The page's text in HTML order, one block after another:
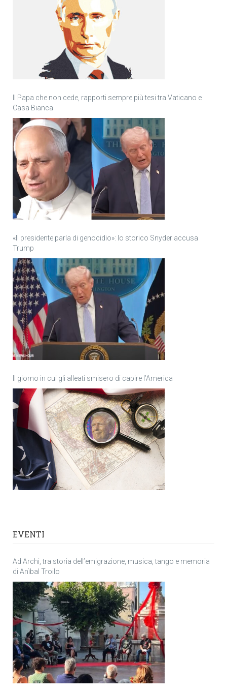
Il Papa che non cede, rapporti sempre più tesi tra Vaticano e
Casa Bianca
«Il presidente parla di genocidio»: lo storico Snyder accusa
Trump
Il giorno in cui gli alleati smisero di capire l’America
EVENTI
Ad Archi, tra storia dell’emigrazione, musica, tango e memoria
di Anìbal Troilo